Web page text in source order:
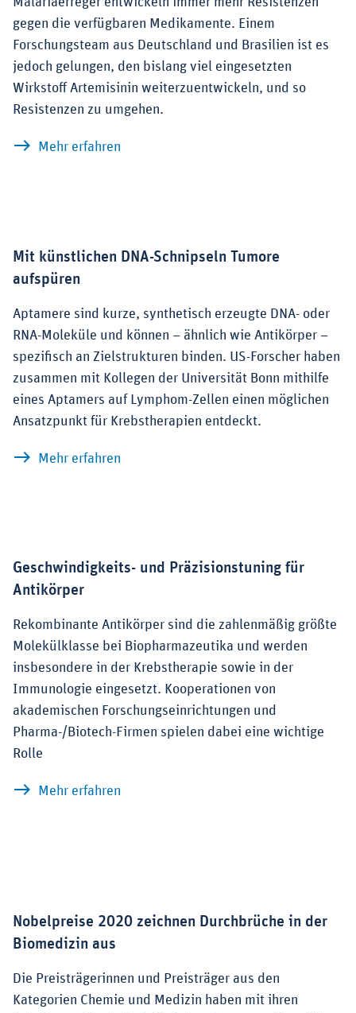
gegen die verfügbaren Medikamente. Einem
Forschungsteam aus Deutschland und Brasilien ist es
jedoch gelungen, den bislang viel eingesetzten
Wirkstoff Artemisinin weiterzuentwickeln, und so
Resistenzen zu umgehen.
Mehr erfahren
Mit künstlichen DNA-Schnipseln Tumore
aufspüren
Aptamere sind kurze, synthetisch erzeugte DNA- oder
RNA-Moleküle und können – ähnlich wie Antikörper –
spezifisch an Zielstrukturen binden. US-Forscher haben
zusammen mit Kollegen der Universität Bonn mithilfe
eines Aptamers auf Lymphom-Zellen einen möglichen
Ansatzpunkt für Krebstherapien entdeckt.
Mehr erfahren
Geschwindigkeits- und Präzisionstuning für
Antikörper
Rekombinante Antikörper sind die zahlenmäßig größte
Molekülklasse bei Biopharmazeutika und werden
insbesondere in der Krebstherapie sowie in der
Immunologie eingesetzt. Kooperationen von
akademischen Forschungseinrichtungen und
Pharma-/Biotech-Firmen spielen dabei eine wichtige
Rolle
Mehr erfahren
Nobelpreise 2020 zeichnen Durchbrüche in der
Biomedizin aus
Die Preisträgerinnen und Preisträger aus den
Kategorien Chemie und Medizin haben mit ihren